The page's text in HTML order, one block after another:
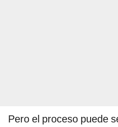
Pero el proceso puede